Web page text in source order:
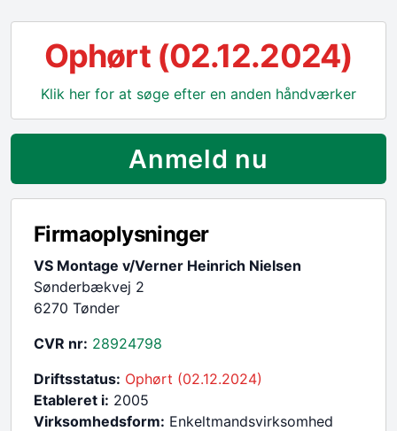
Ophørt (02.12.2024)
Klik her for at søge efter en anden håndværker
Anmeld nu
Firmaoplysninger
VS Montage v/Verner Heinrich Nielsen
Sønderbækvej 2
6270 Tønder
CVR nr: 28924798
Driftsstatus: Ophørt (02.12.2024)
Etableret i: 2005
Virksomhedsform: Enkeltmandsvirksomhed